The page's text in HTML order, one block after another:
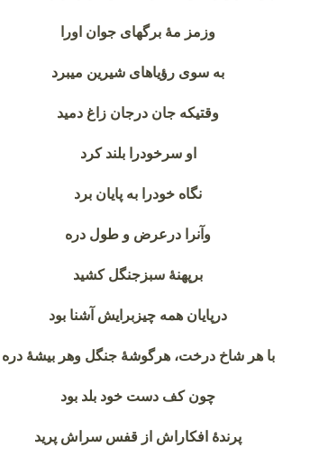
وزمز مهٔ برگهای جوان اورا
به سوی رؤیاهای شیرین میبرد
وقتیکه جان درجان زاغ دمید
او سرخودرا بلند کرد
نگاه خودرا به پایان برد
وآنرا درعرض و طول دره
برپهنهٔ سبزجنگل کشید
درپایان همه چیزبرایش آشنا بود
با هر شاخ درخت، هرگوشهٔ جنگل وهر بیشهٔ دره
چون کف دست خود بلد بود
پرندهٔ افکاراش از قفس سراش پرید